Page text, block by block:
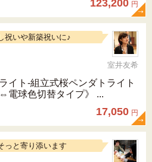
123,200 円
祝いや新築祝いに♪
室井友希
イト‐組立式桜ペンダトライト
⇔電球色切替タイプ》 ...
17,050 円
っと寄り添います